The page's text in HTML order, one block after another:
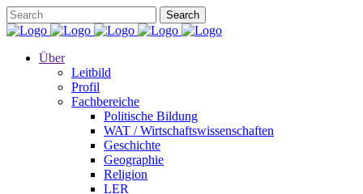
Über
Leitbild
Profil
Fachbereiche
Politische Bildung
WAT / Wirtschaftswissenschaften
Geschichte
Geographie
Religion
LER